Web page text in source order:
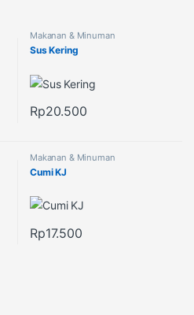
Makanan & Minuman
Sus Kering
Rp20.500
Makanan & Minuman
Cumi KJ
Rp17.500